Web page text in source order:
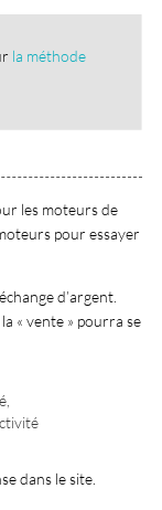
la méthode
les moteurs de
pour essayer
d’argent.
« vente » pourra se
dans le site.